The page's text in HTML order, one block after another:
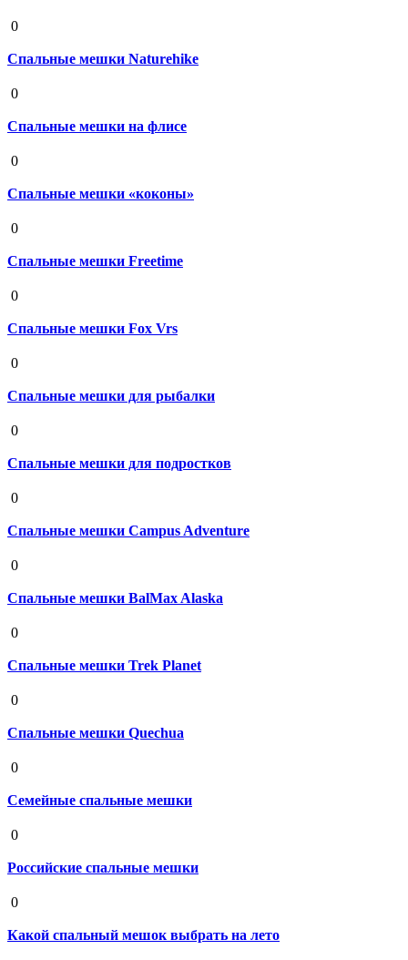
0
Спальные мешки Naturehike
0
Спальные мешки на флисе
0
Спальные мешки «коконы»
0
Спальные мешки Freetime
0
Спальные мешки Fox Vrs
0
Спальные мешки для рыбалки
0
Спальные мешки для подростков
0
Спальные мешки Campus Adventure
0
Спальные мешки BalMax Alaska
0
Спальные мешки Trek Planet
0
Спальные мешки Quechua
0
Семейные спальные мешки
0
Российские спальные мешки
0
Какой спальный мешок выбрать на лето